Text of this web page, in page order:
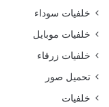
خلفيات سوداء
خلفيات موبايل
خلفيات زرقاء
تحميل صور
خلفيات